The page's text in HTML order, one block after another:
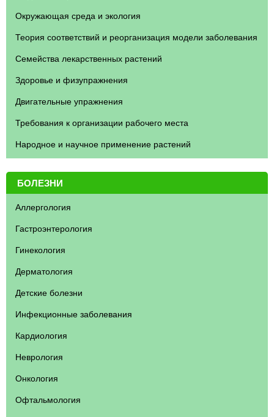
Окружающая среда и экология
Теория соответствий и реорганизация модели заболевания
Семейства лекарственных растений
Здоровье и физупражнения
Двигательные упражнения
Требования к организации рабочего места
Народное и научное применение растений
БОЛЕЗНИ
Аллергология
Гастроэнтерология
Гинекология
Дерматология
Детские болезни
Инфекционные заболевания
Кардиология
Неврология
Онкология
Офтальмология